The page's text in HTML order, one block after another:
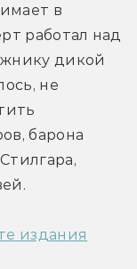
в
работал над
дикой
не
барона
издания